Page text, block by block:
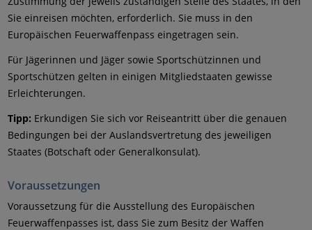
Sie einreisen möchten, erforderlich. Sie muss in den
Europäischen Feuerwaffenpass eingetragen sein.
Für Jägerinnen und Jäger sowie Sportschützinnen und
Sportschützen gelten in einigen Mitgliedstaaten gewisse
Erleichterungen.
Tipp: Erkundigen Sie sich vor Reiseantritt über die genauen
Bedingungen bei der Auslandsvertretung des jeweiligen
Staates (Botschaft oder Generalkonsulat).
Voraussetzungen
Voraussetzung für die Ausstellung des Europäischen
Feuerwaffenpasses ist, dass Sie zum Besitz der Waffen